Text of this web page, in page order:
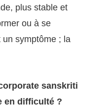
plus stable et
ou à se
symptôme ; la
sanskriti
en difficulté ?